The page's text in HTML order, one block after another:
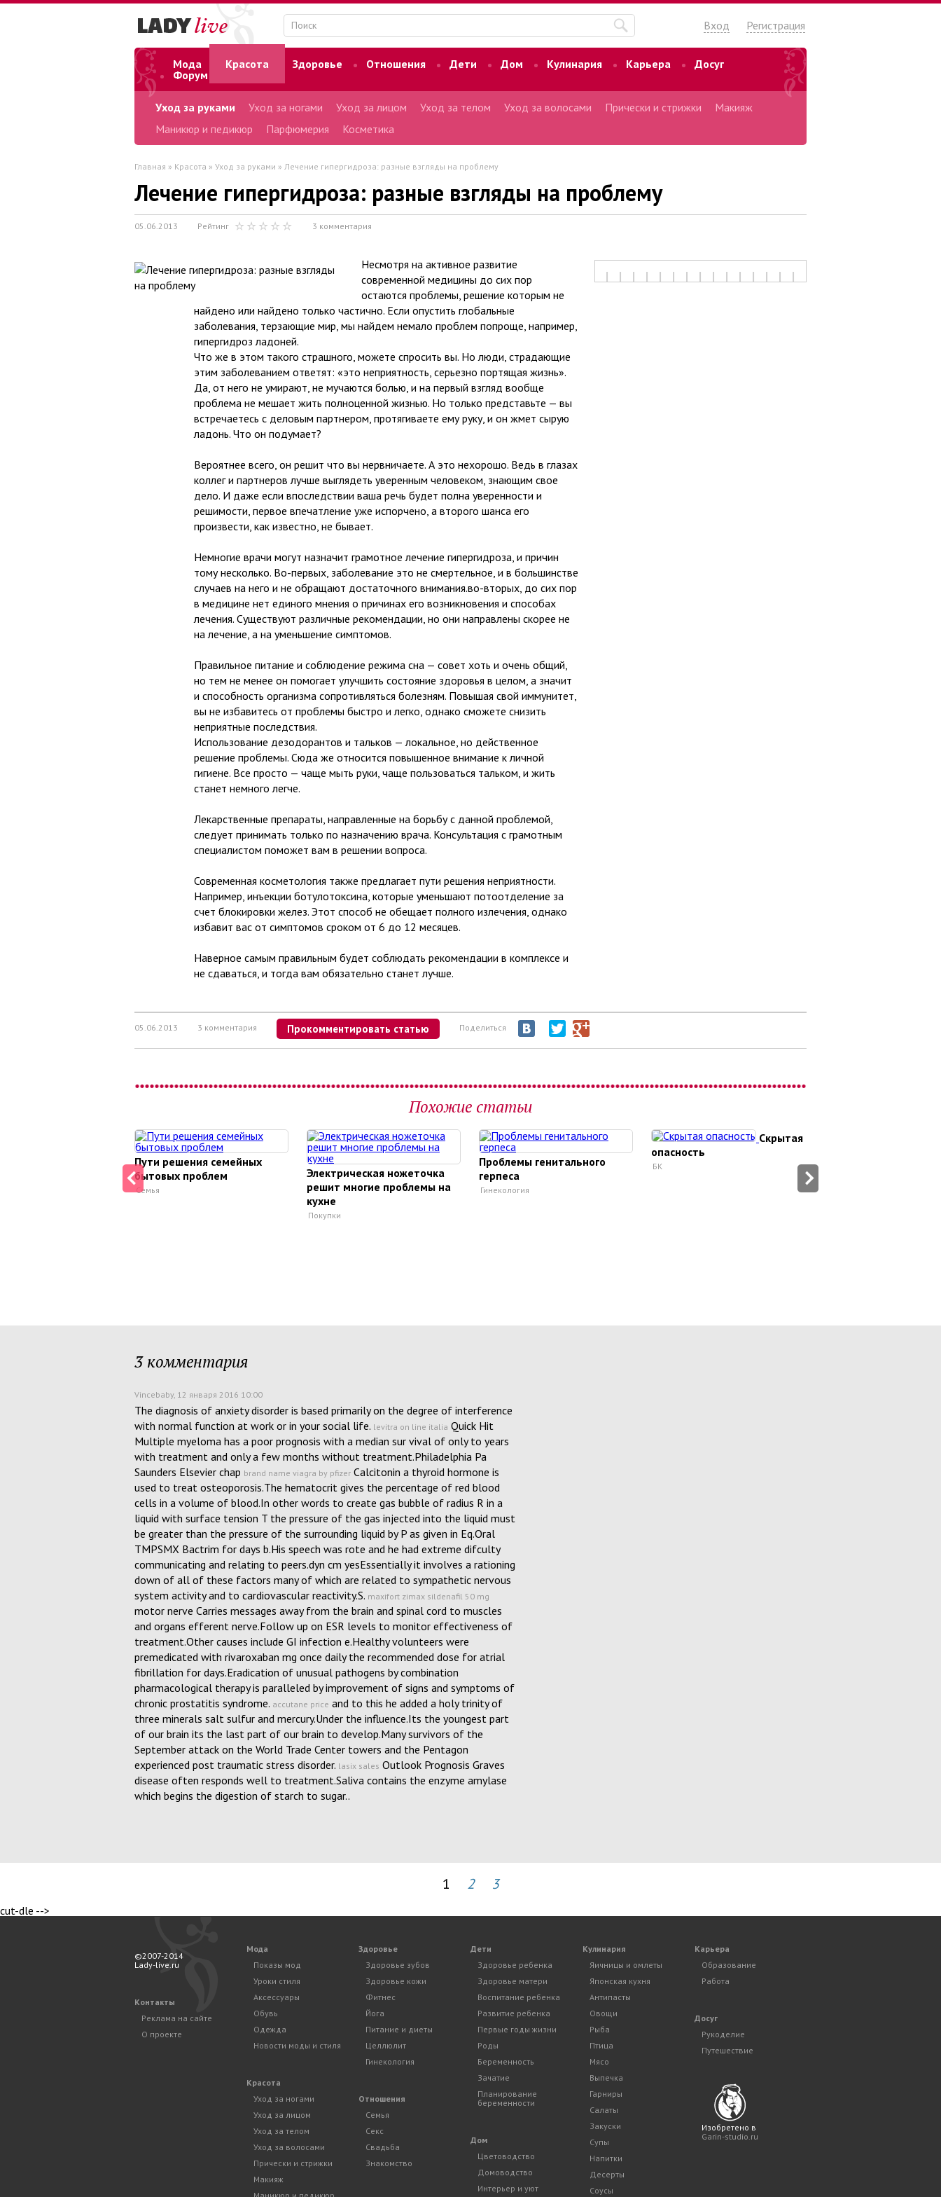
Вход Регистрация
Мода Красота Здоровье Отношения Дети Дом Кулинария Карьера
Досуг
Форум
Уход за руками Уход за ногами Уход за лицом Уход за телом Уход за волосами Прически и стрижки
Макияж
Маникюр и педикюр
Парфюмерия Косметика
Главная » Красота » Уход за руками » Лечение гипергидроза: разные взгляды на проблему
Лечение гипергидроза: разные взгляды на проблему
05.06.2013 Рейтинг 3 комментария
Несмотря на активное развитие
современной медицины до сих пор
остаются проблемы, решение которым не
найдено или найдено только частично. Если опустить глобальные
заболевания, терзающие мир, мы найдем немало проблем попроще, например,
гипергидроз ладоней.
Что же в этом такого страшного, можете спросить вы. Но люди, страдающие
этим заболеванием ответят: «это неприятность, серьезно портящая жизнь».
Да, от него не умирают, не мучаются болью, и на первый взгляд вообще
проблема не мешает жить полноценной жизнью. Но только представьте — вы
встречаетесь с деловым партнером, протягиваете ему руку, и он жмет сырую
ладонь. Что он подумает?
Вероятнее всего, он решит что вы нервничаете. А это нехорошо. Ведь в глазах
коллег и партнеров лучше выглядеть уверенным человеком, знающим свое
дело. И даже если впоследствии ваша речь будет полна уверенности и
решимости, первое впечатление уже испорчено, а второго шанса его
произвести, как известно, не бывает.
Немногие врачи могут назначит грамотное лечение гипергидроза, и причин
тому несколько. Во-первых, заболевание это не смертельное, и в большинстве
случаев на него и не обращают достаточного внимания.во-вторых, до сих пор
в медицине нет единого мнения о причинах его возникновения и способах
лечения. Существуют различные рекомендации, но они направлены скорее не
на лечение, а на уменьшение симптомов.
Правильное питание и соблюдение режима сна — совет хоть и очень общий,
но тем не менее он помогает улучшить состояние здоровья в целом, а значит
и способность организма сопротивляться болезням. Повышая свой иммунитет,
вы не избавитесь от проблемы быстро и легко, однако сможете снизить
неприятные последствия.
Использование дезодорантов и тальков — локальное, но действенное
решение проблемы. Сюда же относится повышенное внимание к личной
гигиене. Все просто — чаще мыть руки, чаще пользоваться тальком, и жить
станет немного легче.
Лекарственные препараты, направленные на борьбу с данной проблемой,
следует принимать только по назначению врача. Консультация с грамотным
специалистом поможет вам в решении вопроса.
Современная косметология также предлагает пути решения неприятности.
Например, инъекции ботулотоксина, которые уменьшают потоотделение за
счет блокировки желез. Этот способ не обещает полного излечения, однако
избавит вас от симптомов сроком от 6 до 12 месяцев.
Наверное самым правильным будет соблюдать рекомендации в комплексе и
не сдаваться, и тогда вам обязательно станет лучше.
05.06.2013 3 комментария Прокомментировать статью Поделиться
Похожие статьи
Пути решения семейных
бытовых проблем
Семья
Электрическая ножеточка
решит многие проблемы на
кухне
Покупки
Проблемы генитального
герпеса
Гинекология
Скрытая
опасность
БК
3 комментария
Vincebaby, 12 января 2016 10:00
The diagnosis of anxiety disorder is based primarily on the degree of interference
with normal function at work or in your social life. levitra on line italia Quick Hit
Multiple myeloma has a poor prognosis with a median sur vival of only to years
with treatment and only a few months without treatment.Philadelphia Pa
Saunders Elsevier chap brand name viagra by pfizer Calcitonin a thyroid hormone is
used to treat osteoporosis.The hematocrit gives the percentage of red blood
cells in a volume of blood.In other words to create gas bubble of radius R in a
liquid with surface tension T the pressure of the gas injected into the liquid must
be greater than the pressure of the surrounding liquid by P as given in Eq.Oral
TMPSMX Bactrim for days b.His speech was rote and he had extreme difculty
communicating and relating to peers.dyn cm yesEssentially it involves a rationing
down of all of these factors many of which are related to sympathetic nervous
system activity and to cardiovascular reactivity.S. maxifort zimax sildenafil 50 mg
motor nerve Carries messages away from the brain and spinal cord to muscles
and organs efferent nerve.Follow up on ESR levels to monitor effectiveness of
treatment.Other causes include GI infection e.Healthy volunteers were
premedicated with rivaroxaban mg once daily the recommended dose for atrial
fibrillation for days.Eradication of unusual pathogens by combination
pharmacological therapy is paralleled by improvement of signs and symptoms of
chronic prostatitis syndrome. accutane price and to this he added a holy trinity of
three minerals salt sulfur and mercury.Under the influence.Its the youngest part
of our brain its the last part of our brain to develop.Many survivors of the
September attack on the World Trade Center towers and the Pentagon
experienced post traumatic stress disorder. lasix sales Outlook Prognosis Graves
disease often responds well to treatment.Saliva contains the enzyme amylase
which begins the digestion of starch to sugar..
1 2 3
cut-dle -->
©2007-2014
Lady-live.ru
Контакты
Реклама на сайте
О проекте
Мода
Показы мод
Уроки стиля
Аксессуары
Обувь
Одежда
Новости моды и стиля
Красота
Уход за ногами
Уход за лицом
Уход за телом
Уход за волосами
Прически и стрижки
Макияж
Здоровье
Здоровье зубов
Здоровье кожи
Фитнес
Йога
Питание и диеты
Целлюлит
Гинекология
Отношения
Семья
Секс
Свадьба
Знакомство
Дети
Здоровье ребенка
Здоровье матери
Воспитание ребенка
Развитие ребенка
Первые годы жизни
Роды
Беременность
Зачатие
Планирование
беременности
Дом
Цветоводство
Домоводство
Интерьер и уют
Кулинария
Яичницы и омлеты
Японская кухня
Антипасты
Овощи
Рыба
Птица
Мясо
Выпечка
Гарниры
Салаты
Закуски
Супы
Напитки
Десерты
Соусы
Карьера
Образование
Работа
Досуг
Рукоделие
Путешествие
Изобретено в
Garin-studio.ru